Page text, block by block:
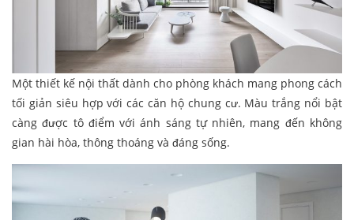
Một thiết kế nội thất dành cho phòng khách mang phong cách
tối giản siêu hợp với các căn hộ chung cư. Màu trắng nổi bật
càng được tô điểm với ánh sáng tự nhiên, mang đến không
gian hài hòa, thông thoáng và đáng sống.